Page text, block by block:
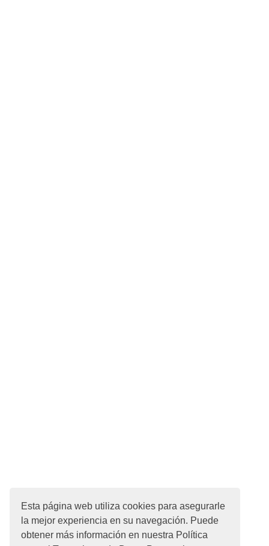
Esta página web utiliza cookies para asegurarle
la mejor experiencia en su navegación. Puede
obtener más información en nuestra Política